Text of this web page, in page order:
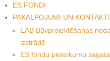
ES FONDI
PAKALPOJUMI UN KONTAKTI
EAB Būvprojektēšanas
izstrādē
ES fondu pieteikumu